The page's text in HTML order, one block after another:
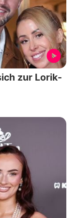
zur Lorik-